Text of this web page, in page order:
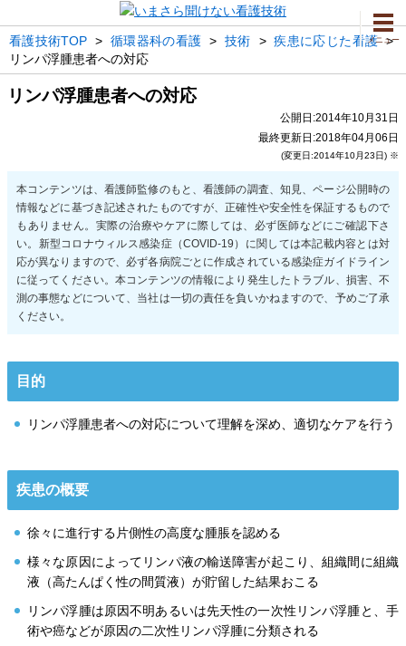
メニュー
看護技術TOP > 循環器科の看護 >技術 >疾患に応じた看護>
リンパ浮腫患者への対応
リンパ浮腫患者への対応
公開日:2014年10月31日
最終更新日:2018年04月06日
(変更日:2014年10月23日) ※
目的
リンパ浮腫患者への対応について理解を深め、適切なケアを行う
疾患の概要
徐々に進行する片側性の高度な腫脹を認める
様々な原因によってリンパ液の輸送障害が起こり、組織間に組織
液（高たんぱく性の間質液）が貯留した結果おこる
リンパ浮腫は原因不明あるいは先天性の一次性リンパ浮腫と、手
術や癌などが原因の二次性リンパ浮腫に分類される